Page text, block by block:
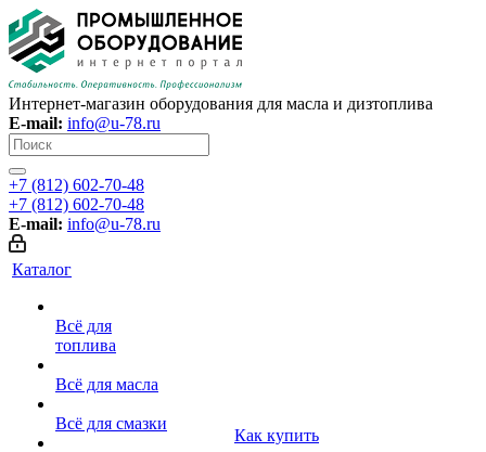
Интернет-магазин оборудования для масла и дизтоплива
E-mail: info@u-78.ru
+7 (812) 602-70-48
+7 (812) 602-70-48
E-mail: info@u-78.ru
Каталог
Всё для
топлива
Всё для масла
Всё для смазки
Как купить